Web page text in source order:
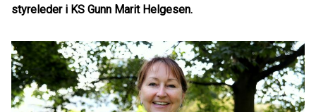
styreleder i KS Gunn Marit Helgesen.